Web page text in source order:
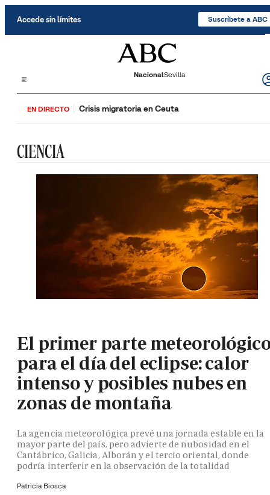
Accede sin límites Suscríbete a ABC
NacionalSevilla
EN DIRECTO Crisis migratoria en Ceuta
CIENCIA
El primer parte
para el día del eclipse: calor
intenso y posibles nubes en
zonas de montaña
La agencia meteorológica prevé una jornada estable en la
mayor parte del país, pero advierte de nubosidad en el
Cantábrico, Galicia, Alborán y el tercio oriental, donde
podría interferir en la observación de la totalidad
Patricia Biosca